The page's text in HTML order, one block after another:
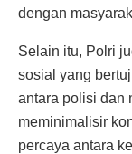
dengan
Selain itu, Polri
sosial yang
antara polisi dan
meminimalisir
percaya antara